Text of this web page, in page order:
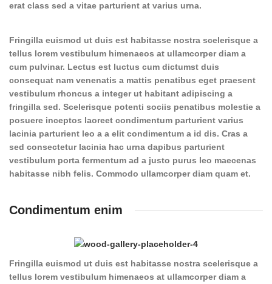
erat class sed a vitae parturient at varius urna.
Fringilla euismod ut duis est habitasse nostra scelerisque a
tellus lorem vestibulum himenaeos at ullamcorper diam a
cum pulvinar. Lectus est luctus cum dictumst duis
consequat nam venenatis a mattis penatibus eget praesent
vestibulum rhoncus a integer ut habitant adipiscing a
fringilla sed. Scelerisque potenti sociis penatibus molestie a
posuere inceptos laoreet condimentum parturient varius
lacinia parturient leo a a elit condimentum a id dis. Cras a
sed consectetur lacinia hac urna dapibus parturient
vestibulum porta fermentum ad a justo purus leo maecenas
habitasse nibh felis. Commodo ullamcorper diam quam et.
Condimentum enim
Fringilla euismod ut duis est habitasse nostra scelerisque a
tellus lorem vestibulum himenaeos at ullamcorper diam a